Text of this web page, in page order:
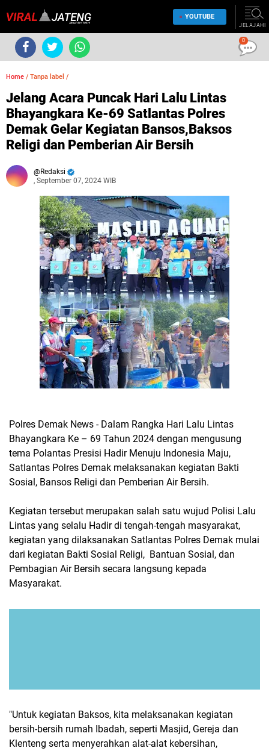
YOUTUBE
JELAJAHI
Home / Tanpa label /
Jelang Acara Puncak Hari Lalu Lintas
Bhayangkara Ke-69 Satlantas Polres
Demak Gelar Kegiatan Bansos,Baksos
Religi dan Pemberian Air Bersih
Redaksi
, September 07, 2024 WIB
Polres Demak News - Dalam Rangka Hari Lalu Lintas
Bhayangkara Ke – 69 Tahun 2024 dengan mengusung
tema Polantas Presisi Hadir Menuju Indonesia Maju,
Satlantas Polres Demak melaksanakan kegiatan Bakti
Sosial, Bansos Religi dan Pemberian Air Bersih.
Kegiatan tersebut merupakan salah satu wujud Polisi Lalu
Lintas yang selalu Hadir di tengah-tengah masyarakat,
kegiatan yang dilaksanakan Satlantas Polres Demak mulai
dari kegiatan Bakti Sosial Religi, Bantuan Sosial, dan
Pembagian Air Bersih secara langsung kepada
Masyarakat.
"Untuk kegiatan Baksos, kita melaksanakan kegiatan
bersih-bersih rumah Ibadah, seperti Masjid, Gereja dan
Klenteng serta menyerahkan alat-alat kebersihan,
0